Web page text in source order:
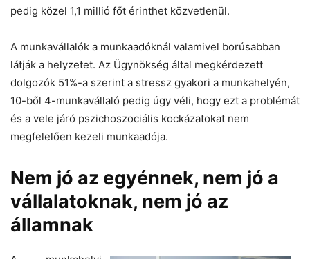
pedig közel 1,1 millió főt érinthet közvetlenül.
A munkavállalók a munkaadóknál valamivel borúsabban
látják a helyzetet. Az Ügynökség által megkérdezett
dolgozók 51%-a szerint a stressz gyakori a munkahelyén,
10-ből 4-munkavállaló pedig úgy véli, hogy ezt a problémát
és a vele járó pszichoszociális kockázatokat nem
megfelelően kezeli munkaadója.
Nem jó az egyénnek, nem jó a
vállalatoknak, nem jó az
államnak